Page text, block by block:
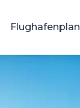
Flughafenplan